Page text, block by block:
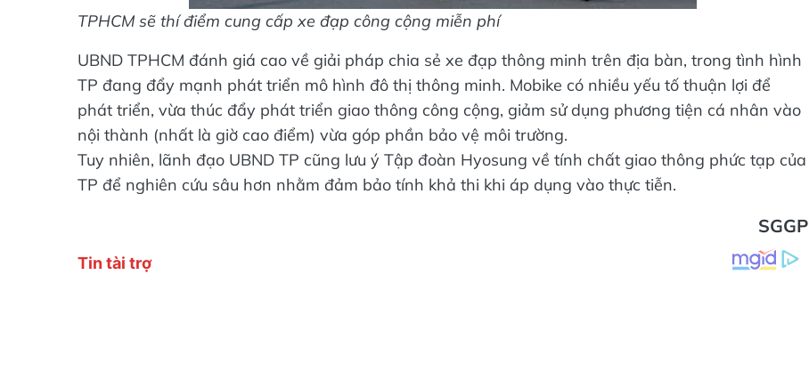
TPHCM sẽ thí điểm cung cấp xe đạp công cộng miễn phí
UBND TPHCM đánh giá cao về giải pháp chia sẻ xe đạp thông minh trên địa bàn, trong tình hình
TP đang đẩy mạnh phát triển mô hình đô thị thông minh. Mobike có nhiều yếu tố thuận lợi để
phát triển, vừa thúc đẩy phát triển giao thông công cộng, giảm sử dụng phương tiện cá nhân vào
nội thành (nhất là giờ cao điểm) vừa góp phần bảo vệ môi trường.
Tuy nhiên, lãnh đạo UBND TP cũng lưu ý Tập đoàn Hyosung về tính chất giao thông phức tạp của
TP để nghiên cứu sâu hơn nhằm đảm bảo tính khả thi khi áp dụng vào thực tiễn.
SGGP